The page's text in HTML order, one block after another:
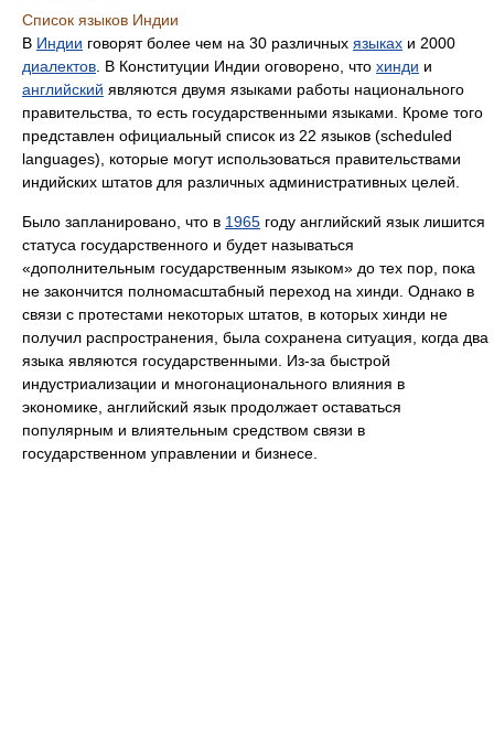
Список языков Индии
В Индии говорят более чем на 30 различных языках и 2000
диалектов . В Конституции Индии оговорено, что хинди и
английский являются двумя языками работы национального
правительства, то есть государственными языками. Кроме того
представлен официальный список из 22 языков (scheduled
languages), которые могут использоваться правительствами
индийских штатов для различных административных целей.
Было запланировано, что в 1965 году английский язык лишится
статуса государственного и будет называться
«дополнительным государственным языком» до тех пор, пока
не закончится полномасштабный переход на хинди. Однако в
связи с протестами некоторых штатов, в которых хинди не
получил распространения, была сохранена ситуация, когда два
языка являются государственными. Из-за быстрой
индустриализации и многонационального влияния в
экономике, английский язык продолжает оставаться
популярным и влиятельным средством связи в
государственном управлении и бизнесе.